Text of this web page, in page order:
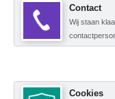
Contact
Wij staan
Cookies